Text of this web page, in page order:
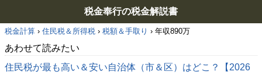
税金奉行の税金解説書
税金計算 › 住民税＆所得税 › 税額＆手取り › 年収890万
あわせて読みたい
住民税が最も高い＆安い自治体（市＆区）はどこ？【2026